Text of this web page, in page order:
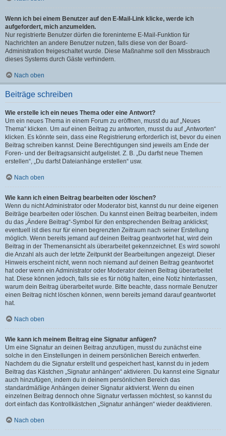
Wenn ich bei einem Benutzer auf den E-Mail-Link klicke, werde ich
aufgefordert, mich anzumelden.
Nur registrierte Benutzer dürfen die foreninterne E-Mail-Funktion für
Nachrichten an andere Benutzer nutzen, falls diese von der Board-
Administration freigeschaltet wurde. Diese Maßnahme soll den Missbrauch
dieses Systems durch Gäste verhindern.
Nach oben
Beiträge schreiben
Wie erstelle ich ein neues Thema oder eine Antwort?
Um ein neues Thema in einem Forum zu eröffnen, musst du auf „Neues
Thema“ klicken. Um auf einen Beitrag zu antworten, musst du auf „Antworten“
klicken. Es könnte sein, dass eine Registrierung erforderlich ist, bevor du einen
Beitrag schreiben kannst. Deine Berechtigungen sind jeweils am Ende der
Foren- und der Beitragsansicht aufgelistet. Z. B. „Du darfst neue Themen
erstellen“, „Du darfst Dateianhänge erstellen“ usw.
Nach oben
Wie kann ich einen Beitrag bearbeiten oder löschen?
Wenn du nicht Administrator oder Moderator bist, kannst du nur deine eigenen
Beiträge bearbeiten oder löschen. Du kannst einen Beitrag bearbeiten, indem
du das „Ändere Beitrag“-Symbol für den entsprechenden Beitrag anklickst;
eventuell ist dies nur für einen begrenzten Zeitraum nach seiner Erstellung
möglich. Wenn bereits jemand auf deinen Beitrag geantwortet hat, wird dein
Beitrag in der Themenansicht als überarbeitet gekennzeichnet. Es wird sowohl
die Anzahl als auch der letzte Zeitpunkt der Bearbeitungen angezeigt. Dieser
Hinweis erscheint nicht, wenn noch niemand auf deinen Beitrag geantwortet
hat oder wenn ein Administrator oder Moderator deinen Beitrag überarbeitet
hat. Diese können jedoch, falls sie es für nötig halten, eine Notiz hinterlassen,
warum dein Beitrag überarbeitet wurde. Bitte beachte, dass normale Benutzer
einen Beitrag nicht löschen können, wenn bereits jemand darauf geantwortet
hat.
Nach oben
Wie kann ich meinem Beitrag eine Signatur anfügen?
Um eine Signatur an deinen Beitrag anzufügen, musst du zunächst eine
solche in den Einstellungen in deinem persönlichen Bereich entwerfen.
Nachdem du die Signatur erstellt und gespeichert hast, kannst du in jedem
Beitrag das Kästchen „Signatur anhängen“ aktivieren. Du kannst eine Signatur
auch hinzufügen, indem du in deinem persönlichen Bereich das
standardmäßige Anhängen deiner Signatur aktivierst. Wenn du einen
einzelnen Beitrag dennoch ohne Signatur verfassen möchtest, so kannst du
dort einfach das Kontrollkästchen „Signatur anhängen“ wieder deaktivieren.
Nach oben